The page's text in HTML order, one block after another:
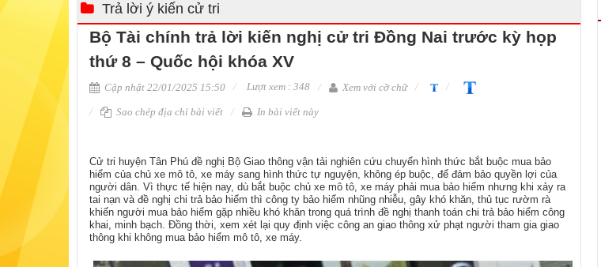
Trả lời ý kiến cử tri
Bộ Tài chính trả lời kiến nghị cử tri Đồng Nai trước kỳ họp
thứ 8 – Quốc hội khóa XV
Cập nhật 22/01/2025 15:50 Lượt xem : 348 Xem với cỡ chữ
Sao chép địa chỉ bài viết In bài viết này
Cử tri huyện Tân Phú đề nghị Bộ Giao thông vận tải nghiên cứu chuyển hình thức bắt buộc mua bảo
hiểm của chủ xe mô tô, xe máy sang hình thức tự nguyện, không ép buộc, để đảm bảo quyền lợi của
người dân. Vì thực tế hiện nay, dù bắt buộc chủ xe mô tô, xe máy phải mua bảo hiểm nhưng khi xảy ra
tai nạn và đề nghị chi trả bảo hiểm thì công ty bảo hiểm nhũng nhiễu, gây khó khăn, thủ tục rườm rà
khiến người mua bảo hiểm gặp nhiều khó khăn trong quá trình đề nghị thanh toán chi trả bảo hiểm công
khai, minh bạch. Đồng thời, xem xét lại quy định việc công an giao thông xử phạt người tham gia giao
thông khi không mua bảo hiểm mô tô, xe máy.